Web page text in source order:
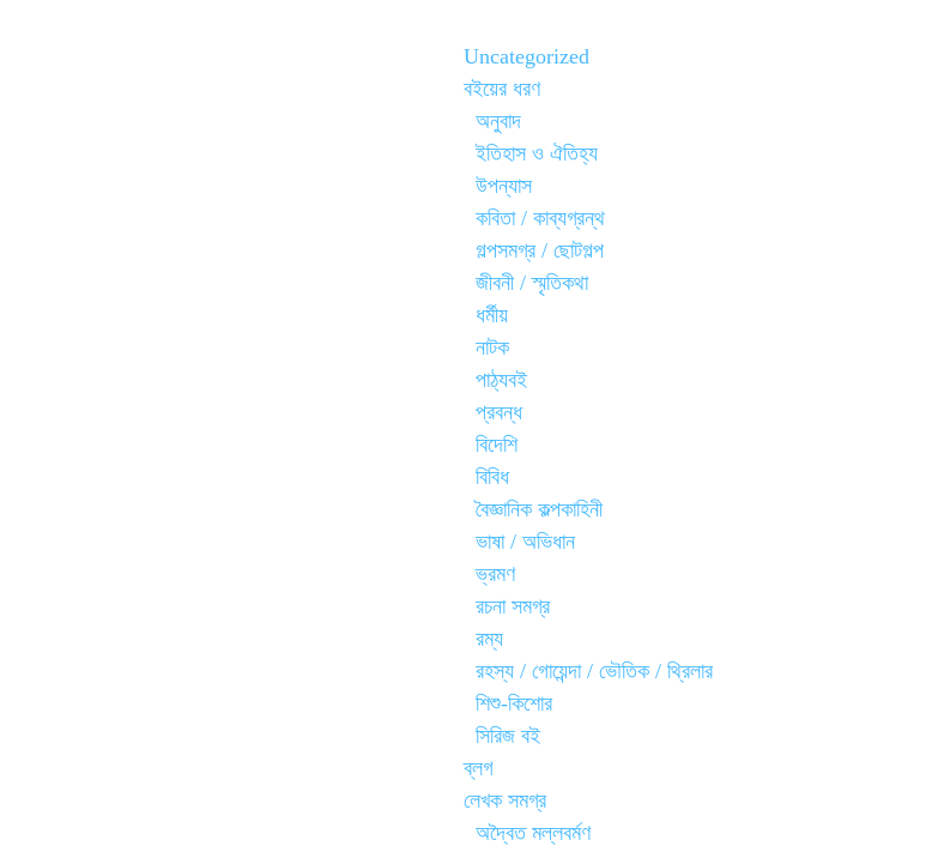
Uncategorized
বইয়ের ধরণ
অনুবাদ
ইতিহাস ও ঐতিহ্য
উপন্যাস
কবিতা / কাব্যগ্রন্থ
গল্পসমগ্র / ছোটগল্প
জীবনী / স্মৃতিকথা
ধর্মীয়
নাটক
পাঠ্যবই
প্রবন্ধ
বিদেশি
বিবিধ
বৈজ্ঞানিক কল্পকাহিনী
ভাষা / অভিধান
ভ্রমণ
রচনা সমগ্র
রম্য
রহস্য / গোয়েন্দা / ভৌতিক / থ্রিলার
শিশু-কিশোর
সিরিজ বই
ব্লগ
লেখক সমগ্র
অদ্বৈত মল্লবর্মণ